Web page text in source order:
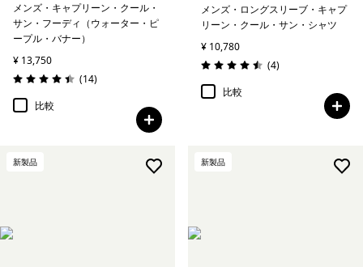
メンズ・キャプリーン・クール・
サン・フーディ（ウォーター・ピ
ープル・バナー）
¥ 13,750
評価: 4.4 / 5
(14レビュー
)
比較
メンズ・ロングスリーブ・キャプ
リーン・クール・サン・シャツ
¥ 10,780
評価: 4.5 / 5
(4レビュー
)
比較
新製品 新製品